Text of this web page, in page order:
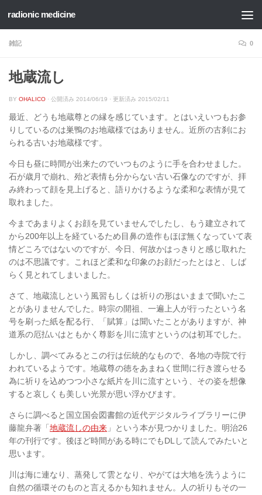
コンテンツへスキップ
radionic medicine
雑記 0
地蔵流し
BY OHALICO · 公開済み 2014/06/19 · 更新済み 2015/02/11
最近、どうも地蔵尊との縁を感じています。とはいえいつもお参
りしているのは巣鴨のお地蔵様ではありません。近所の古刹にお
られる古いお地蔵様です。
今日も昼に時間が出来たのでいつものように手を合わせました。
石が歳月で崩れ、殆ど表情も分からない古い石像なのですが、拝
み終わって顔を見上げると、語りかけるような柔和な表情が見て
取れました。
今まであまりよくお顔を見ていませんでしたし、もう建立されて
から200年以上を経ているため目鼻の造作もほぼ無くなっていて表
情どころではないのですが、今日、何故かはっきりと感じ取れた
のは不思議です。これほど柔和な印象のお顔だったとはと、しば
らく見とれてしまいました。
さて、地蔵流しという風習もしくは祈りの形はいままで聞いたこ
とがありませんでした。時宗の開祖、一遍上人が行ったという名
号を刷った紙を配る行、「賦算」は聞いたことがありますが、神
道系の厄払いはともかく尊影を川に流すというのは初耳でした。
しかし、調べてみるとこの行は伝統的なもので、各地の寺院で行
われているようです。地蔵尊の徳をあまねく世間に行き渡らせる
為に祈りを込めつつ小さな紙片を川に流すという、その姿を想像
すると哀しくも美しい光景が思い浮かびます。
さらに調べると国立国会図書館の近代デジタルライブラリーに伊
藤龍弁著「 地蔵流しの由来 」という本が見つかりました。明治26
年の刊行です。後ほど時間がある時にでもDLして読んでみたいと
思います。
川は海に連なり、蒸発して雲となり、やがては大地を洗うように
自然の循環そのものと言えるかも知れません。人の祈りもその一